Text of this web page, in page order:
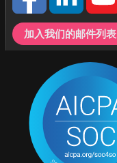
加入我们的邮件列表